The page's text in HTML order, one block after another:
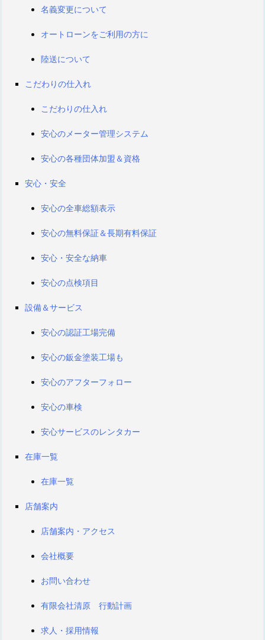
名義変更について
オートローンをご利用の方に
陸送について
こだわりの仕入れ
こだわりの仕入れ
安心のメーター管理システム
安心の各種団体加盟＆資格
安心・安全
安心の全車総額表示
安心の無料保証＆長期有料保証
安心・安全な納車
安心の点検項目
設備＆サービス
安心の認証工場完備
安心の鈑金塗装工場も
安心のアフターフォロー
安心の車検
安心サービスのレンタカー
在庫一覧
在庫一覧
店舗案内
店舗案内・アクセス
会社概要
お問い合わせ
有限会社清原 行動計画
求人・採用情報